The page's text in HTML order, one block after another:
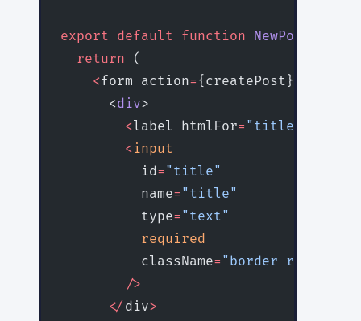
export default function NewPostPage
  return
(
    <
form action= {createPost}
      <
div>
        <
label htmlFor= "title"
        <
input
          id
= "title"
          name
= "title"
          type
= "text"
          required
          className
= "border rounded
        />
      </
div>